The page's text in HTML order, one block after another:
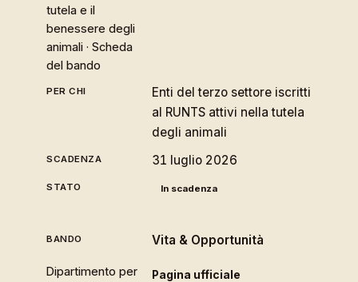
tutela e il
benessere degli
animali ·Scheda
del bando
Enti del terzo settore iscritti
al RUNTS attivi nella tutela
degli animali
31 luglio 2026
In scadenza
Vita & Opportunità
Dipartimento per
Pagina ufficiale